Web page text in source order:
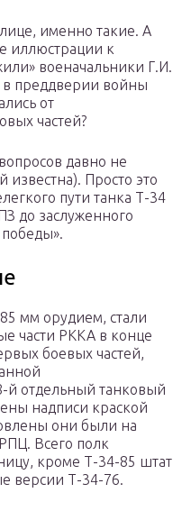
именно такие. А
иллюстрации к
военачальники Г.И.
в преддверии войны
от
частей?
давно не
известна). Просто это
пути танка Т-34
до заслуженного
мм орудием, стали
части РККА в конце
боевых частей,
й отдельный танковый
надписи краской
они были на
Всего полк
кроме Т-34-85 штат
версии Т-34-76.